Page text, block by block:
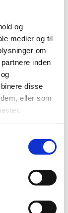
og
medier og til
om
inden
disse
eller som
Vare lagt i kurv